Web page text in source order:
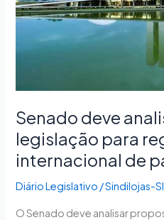
Senado deve
legislação para
internacional de
Diário Legislativo /Sindilojas-
O Senado deve analisar
para
internacional